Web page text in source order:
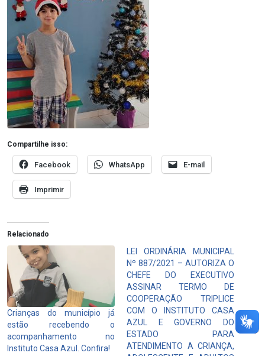
Compartilhe isso:
Facebook WhatsApp E-mail
Imprimir
Relacionado
Crianças do município já
estão recebendo o
acompanhamento no
Instituto Casa Azul. Confira!
LEI ORDINÁRIA MUNICIPAL
Nº 887/2021 – AUTORIZA O
CHEFE DO EXECUTIVO
ASSINAR TERMO DE
COOPERAÇÃO TRIPLICE
COM O INSTITUTO CASA
AZUL E GOVERNO DO
ESTADO PARA
ATENDIMENTO A CRIANÇA,